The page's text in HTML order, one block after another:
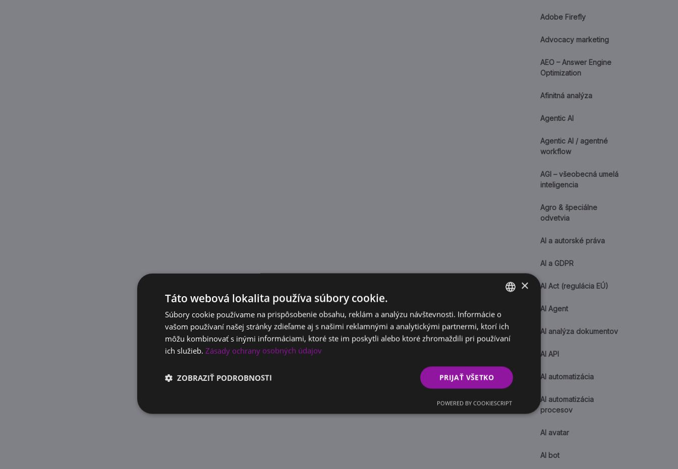
Adobe Firefly
Advocacy marketing
AEO – Answer Engine
Optimization
Afinitná analýza
Agentic AI
Agentic AI / agentné
workflow
AGI – všeobecná umelá
inteligencia
Agro & špeciálne
odvetvia
AI a autorské práva
AI a GDPR
AI Act (regulácia EÚ)
AI Agent
AI analýza dokumentov
AI API
AI automatizácia
AI automatizácia
procesov
AI avatar
AI bot
SLOVAK
ENGLISH
×
Táto webová lokalita používa súbory cookie.
Súbory cookie používame na prispôsobenie obsahu, reklám a analýzu návštevnosti. Informácie o
vašom používaní našej stránky zdieľame aj s našimi reklamnými a analytickými partnermi, ktorí ich
môžu kombinovať s inými informáciami, ktoré ste im poskytli alebo ktoré zhromaždili pri používaní
ich služieb. Zásady ochrany osobných údajov
PRIJAŤ VŠETKO
ZOBRAZIŤ PODROBNOSTI
POWERED BY COOKIESCRIPT